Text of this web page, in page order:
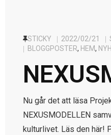
STICKY 2022/02/21
BLOGGPOSTER, HEM,
Nu går det att läsa
NEXUSMODELLEN
kulturlivet. Läs den här!